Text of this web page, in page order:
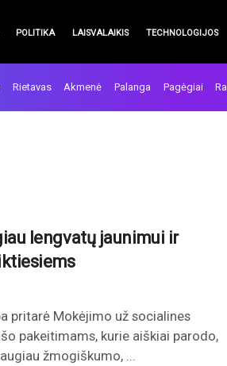
POLITIKA LAISVALAIKIS TECHNOLOGIJOS
Rietavas Akmenė Palanga Pagėgiai
lengvatų jaunimui ir
pritarė Mokėjimo už socialines
pakeitimams, kurie aiškiai parodo,
žmogiškumo, ...